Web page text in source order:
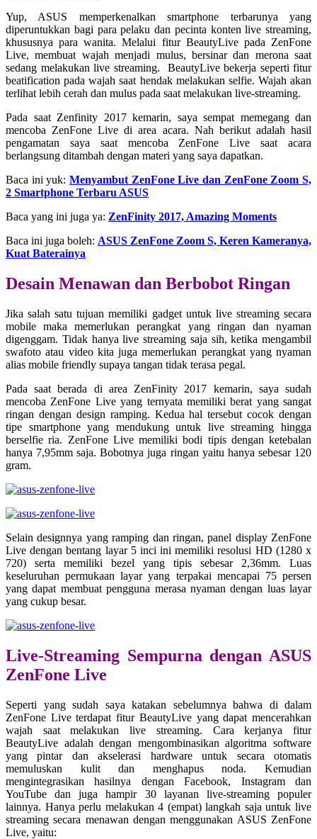
Yup, ASUS memperkenalkan smartphone terbarunya yang
diperuntukkan bagi para pelaku dan pecinta konten live streaming,
khususnya para wanita. Melalui fitur BeautyLive pada ZenFone
Live, membuat wajah menjadi mulus, bersinar dan merona saat
sedang melakukan live streaming. BeautyLive bekerja seperti fitur
beatification pada wajah saat hendak melakukan selfie. Wajah akan
terlihat lebih cerah dan mulus pada saat melakukan live-streaming.
Pada saat Zenfinity 2017 kemarin, saya sempat memegang dan
mencoba ZenFone Live di area acara. Nah berikut adalah hasil
pengamatan saya saat mencoba ZenFone Live saat acara
berlangsung ditambah dengan materi yang saya dapatkan.
Baca ini yuk: Menyambut ZenFone Live dan ZenFone Zoom S,
2 Smartphone Terbaru ASUS
Baca yang ini juga ya: ZenFinity 2017, Amazing Moments
Baca ini juga boleh: ASUS ZenFone Zoom S, Keren Kameranya,
Kuat Baterainya
Desain Menawan dan Berbobot Ringan
Jika salah satu tujuan memiliki gadget untuk live streaming secara
mobile maka memerlukan perangkat yang ringan dan nyaman
digenggam. Tidak hanya live streaming saja sih, ketika mengambil
swafoto atau video kita juga memerlukan perangkat yang nyaman
alias mobile friendly supaya tangan tidak terasa pegal.
Pada saat berada di area ZenFinity 2017 kemarin, saya sudah
mencoba ZenFone Live yang ternyata memiliki berat yang sangat
ringan dengan design ramping. Kedua hal tersebut cocok dengan
tipe smartphone yang mendukung untuk live streaming hingga
berselfie ria. ZenFone Live memiliki bodi tipis dengan ketebalan
hanya 7,95mm saja. Bobotnya juga ringan yaitu hanya sebesar 120
gram.
Selain designnya yang ramping dan ringan, panel display ZenFone
Live dengan bentang layar 5 inci ini memiliki resolusi HD (1280 x
720) serta memiliki bezel yang tipis sebesar 2,36mm. Luas
keseluruhan permukaan layar yang terpakai mencapai 75 persen
yang dapat membuat pengguna merasa nyaman dengan luas layar
yang cukup besar.
Live-Streaming Sempurna dengan ASUS
ZenFone Live
Seperti yang sudah saya katakan sebelumnya bahwa di dalam
ZenFone Live terdapat fitur BeautyLive yang dapat mencerahkan
wajah saat melakukan live streaming. Cara kerjanya fitur
BeautyLive adalah dengan mengombinasikan algoritma software
yang pintar dan akselerasi hardware untuk secara otomatis
memuluskan kulit dan menghapus noda. Kemudian
mengintegrasikan hasilnya dengan Facebook, Instagram dan
YouTube dan juga hampir 30 layanan live-streaming populer
lainnya. Hanya perlu melakukan 4 (empat) langkah saja untuk live
streaming secara menawan dengan menggunakan ASUS ZenFone
Live, yaitu: